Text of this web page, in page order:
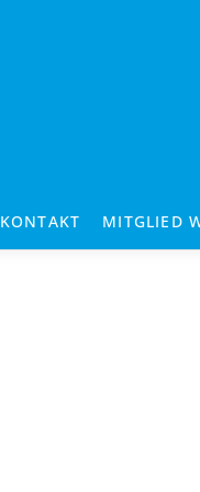
KONTAKT MITGLIED